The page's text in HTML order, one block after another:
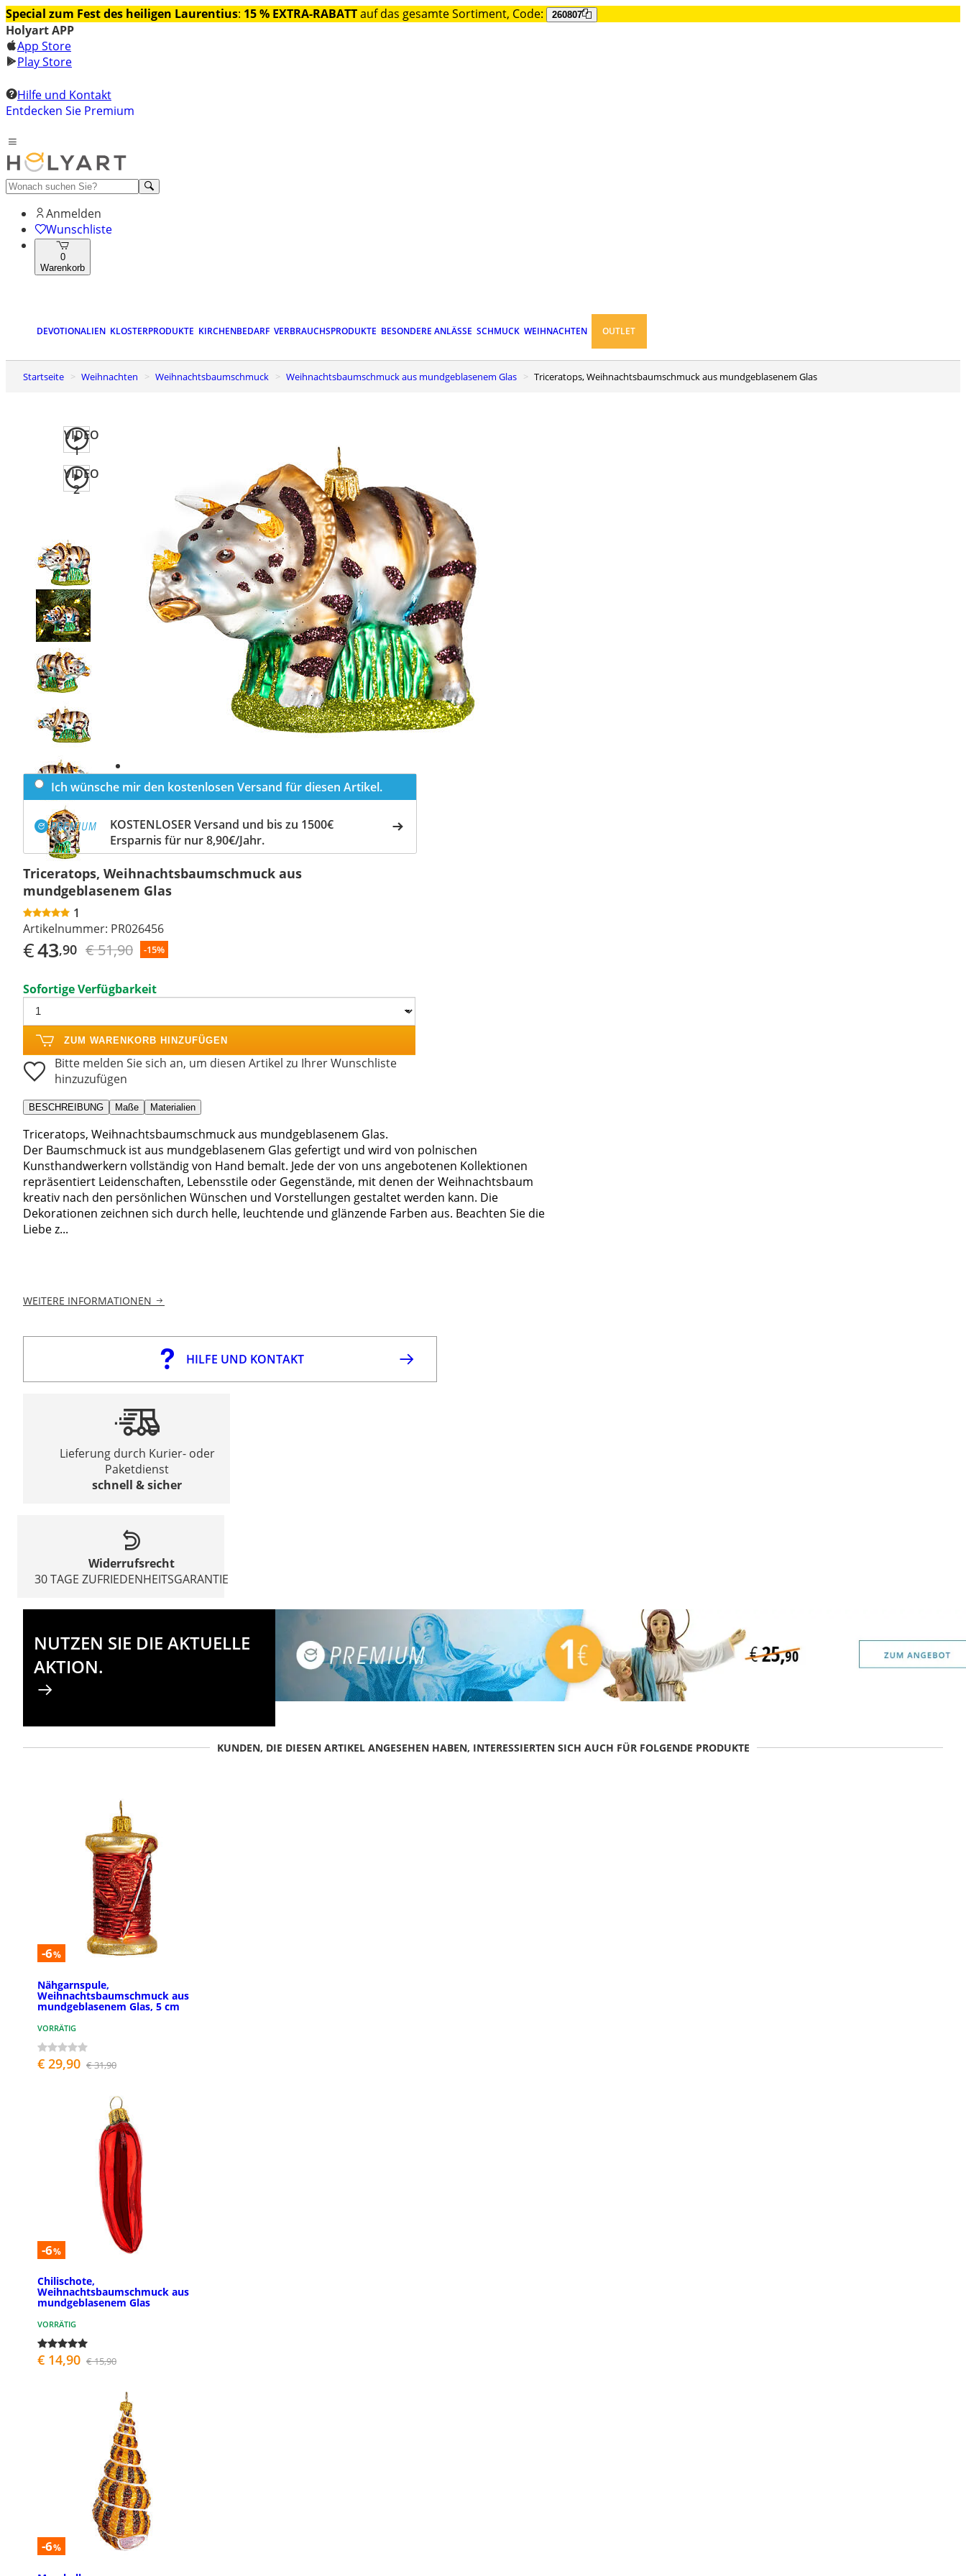
Special zum Fest des heiligen Laurentius: 15 % EXTRA-RABATTauf das gesamte Sortiment, Code: 260807
Holyart APP
App Store
Play Store
Hilfe und Kontakt
Entdecken Sie Premium
Anmelden
Wunschliste
0
Warenkorb
DEVOTIONALIEN KLOSTERPRODUKTE KIRCHENBEDARF VERBRAUCHSPRODUKTE BESONDERE ANLÄSSE SCHMUCK WEIHNACHTEN OUTLET
Startseite Weihnachten Weihnachtsbaumschmuck Weihnachtsbaumschmuck aus mundgeblasenem Glas Triceratops, Weihnachtsbaumschmuck aus mundgeblasenem Glas
VIDEO
1
VIDEO
2
Previous
slide
Next
Ich wünsche mir den kostenlosen Versand für diesen Artikel.
KOSTENLOSER Versand und bis zu 1500€
Ersparnis für nur 8,90€/Jahr.
Triceratops, Weihnachtsbaumschmuck aus
mundgeblasenem Glas
1
Artikelnummer: PR026456
€43,90 € 51,90 -15%
Sofortige Verfügbarkeit
ZUM WARENKORB HINZUFÜGEN
Bitte melden Sie sich an, um diesen Artikel zu Ihrer Wunschliste
hinzuzufügen
BESCHREIBUNG Maße Materialien
Triceratops, Weihnachtsbaumschmuck aus mundgeblasenem Glas.
Der Baumschmuck ist aus mundgeblasenem Glas gefertigt und wird von polnischen
Kunsthandwerkern vollständig von Hand bemalt. Jede der von uns angebotenen Kollektionen
repräsentiert Leidenschaften, Lebensstile oder Gegenstände, mit denen der Weihnachtsbaum
kreativ nach den persönlichen Wünschen und Vorstellungen gestaltet werden kann. Die
Dekorationen zeichnen sich durch helle, leuchtende und glänzende Farben aus. Beachten Sie die
Liebe z...
WEITERE INFORMATIONEN
HILFE UND KONTAKT
Lieferung durch Kurier- oder
Paketdienst
schnell & sicher
Widerrufsrecht
30 TAGE ZUFRIEDENHEITSGARANTIE
NUTZEN SIE DIE AKTUELLE
AKTION.
KUNDEN, DIE DIESEN ARTIKEL ANGESEHEN HABEN, INTERESSIERTEN SICH AUCH FÜR FOLGENDE PRODUKTE
-6%
Nähgarnspule,
Weihnachtsbaumschmuck aus
mundgeblasenem Glas, 5 cm
VORRÄTIG
€ 29,90 € 31,90
-6%
Chilischote,
Weihnachtsbaumschmuck aus
mundgeblasenem Glas
VORRÄTIG
€ 14,90 € 15,90
-6%